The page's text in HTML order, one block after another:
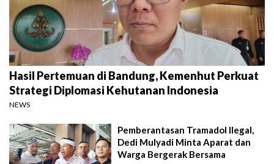
Hasil Pertemuan di Bandung, Kemenhut Perkuat
Strategi Diplomasi Kehutanan Indonesia
NEWS
Pemberantasan Tramadol Ilegal,
Dedi Mulyadi Minta Aparat dan
Warga Bergerak Bersama